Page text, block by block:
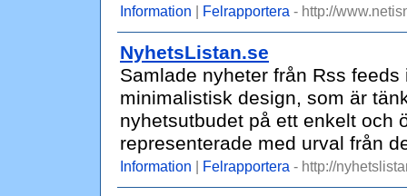
Information | Felrapportera - http://
NyhetsListan.se
Samlade nyheter från Rss
minimalistisk design, som är
nyhetsutbudet på ett enkelt och
representerade med urval från
Information | Felrapportera - http://